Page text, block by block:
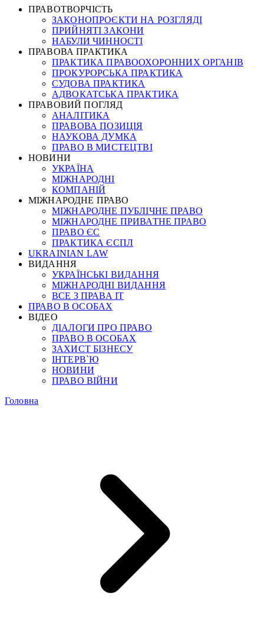
ПРАВОТВОРЧІСТЬ
ЗАКОНОПРОЄКТИ НА РОЗГЛЯДІ
ПРИЙНЯТІ ЗАКОНИ
НАБУЛИ ЧИННОСТІ
ПРАВОВА ПРАКТИКА
ПРАКТИКА ПРАВООХОРОННИХ ОРГАНІВ
ПРОКУРОРСЬКА ПРАКТИКА
СУДОВА ПРАКТИКА
АДВОКАТСЬКА ПРАКТИКА
ПРАВОВИЙ ПОГЛЯД
АНАЛІТИКА
ПРАВОВА ПОЗИЦІЯ
НАУКОВА ДУМКА
ПРАВО В МИСТЕЦТВІ
НОВИНИ
УКРАЇНА
МІЖНАРОДНІ
КОМПАНІЙ
МІЖНАРОДНЕ ПРАВО
МІЖНАРОДНЕ ПУБЛІЧНЕ ПРАВО
МІЖНАРОДНЕ ПРИВАТНЕ ПРАВО
ПРАВО ЄС
ПРАКТИКА ЄСПЛ
UKRAINIAN LAW
ВИДАННЯ
УКРАЇНСЬКІ ВИДАННЯ
МІЖНАРОДНІ ВИДАННЯ
ВСЕ З ПРАВА ІТ
ПРАВО В ОСОБАХ
ВІДЕО
ДІАЛОГИ ПРО ПРАВО
ПРАВО В ОСОБАХ
ЗАХИСТ БІЗНЕСУ
ІНТЕРВ`Ю
НОВИНИ
ПРАВО ВІЙНИ
Головна